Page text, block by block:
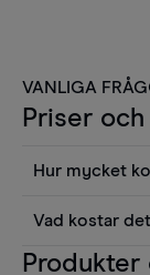
VANLIGA
Priser
Hur mycket
använda
Vad kostar
Det är en rad
Produkter